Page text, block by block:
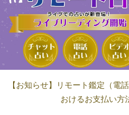
【お知らせ】リモート鑑定（電
おけるお支払い方